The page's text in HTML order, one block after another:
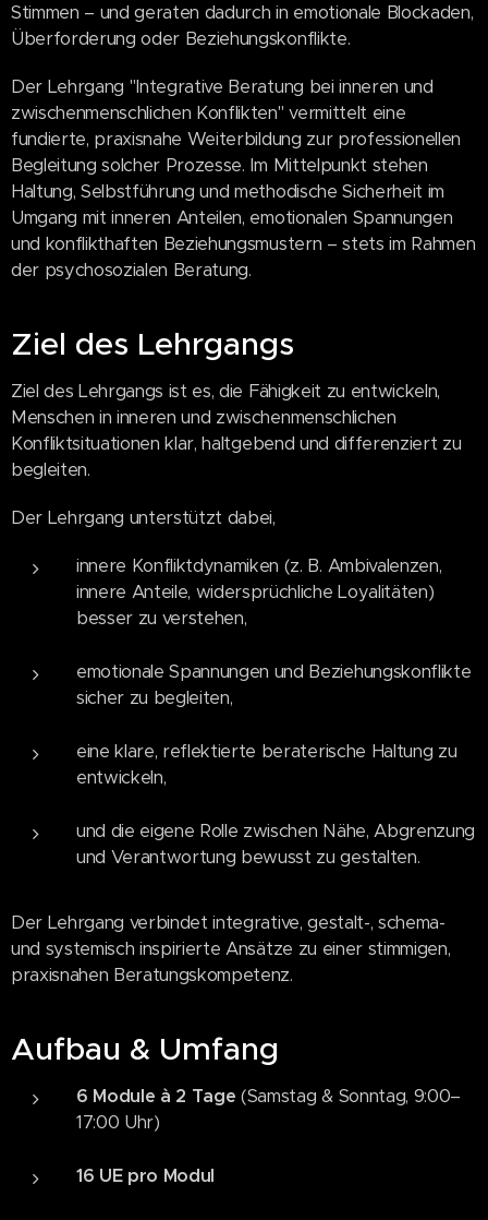
Stimmen – und geraten dadurch in emotionale Blockaden,
Überforderung oder Beziehungskonflikte.
Der Lehrgang "Integrative Beratung bei inneren und
zwischenmenschlichen Konflikten" vermittelt eine
fundierte, praxisnahe Weiterbildung zur professionellen
Begleitung solcher Prozesse. Im Mittelpunkt stehen
Haltung, Selbstführung und methodische Sicherheit im
Umgang mit inneren Anteilen, emotionalen Spannungen
und konflikthaften Beziehungsmustern – stets im Rahmen
der psychosozialen Beratung.
Ziel des Lehrgangs
Ziel des Lehrgangs ist es, die Fähigkeit zu entwickeln,
Menschen in inneren und zwischenmenschlichen
Konfliktsituationen klar, haltgebend und differenziert zu
begleiten.
Der Lehrgang unterstützt dabei,
innere Konfliktdynamiken (z. B. Ambivalenzen,
innere Anteile, widersprüchliche Loyalitäten)
besser zu verstehen,
emotionale Spannungen und Beziehungskonflikte
sicher zu begleiten,
eine klare, reflektierte beraterische Haltung zu
entwickeln,
und die eigene Rolle zwischen Nähe, Abgrenzung
und Verantwortung bewusst zu gestalten.
Der Lehrgang verbindet integrative, gestalt-, schema-
und systemisch inspirierte Ansätze zu einer stimmigen,
praxisnahen Beratungskompetenz.
Aufbau & Umfang
6 Module à 2 Tage (Samstag & Sonntag, 9:00–
17:00 Uhr)
16 UE pro Modul